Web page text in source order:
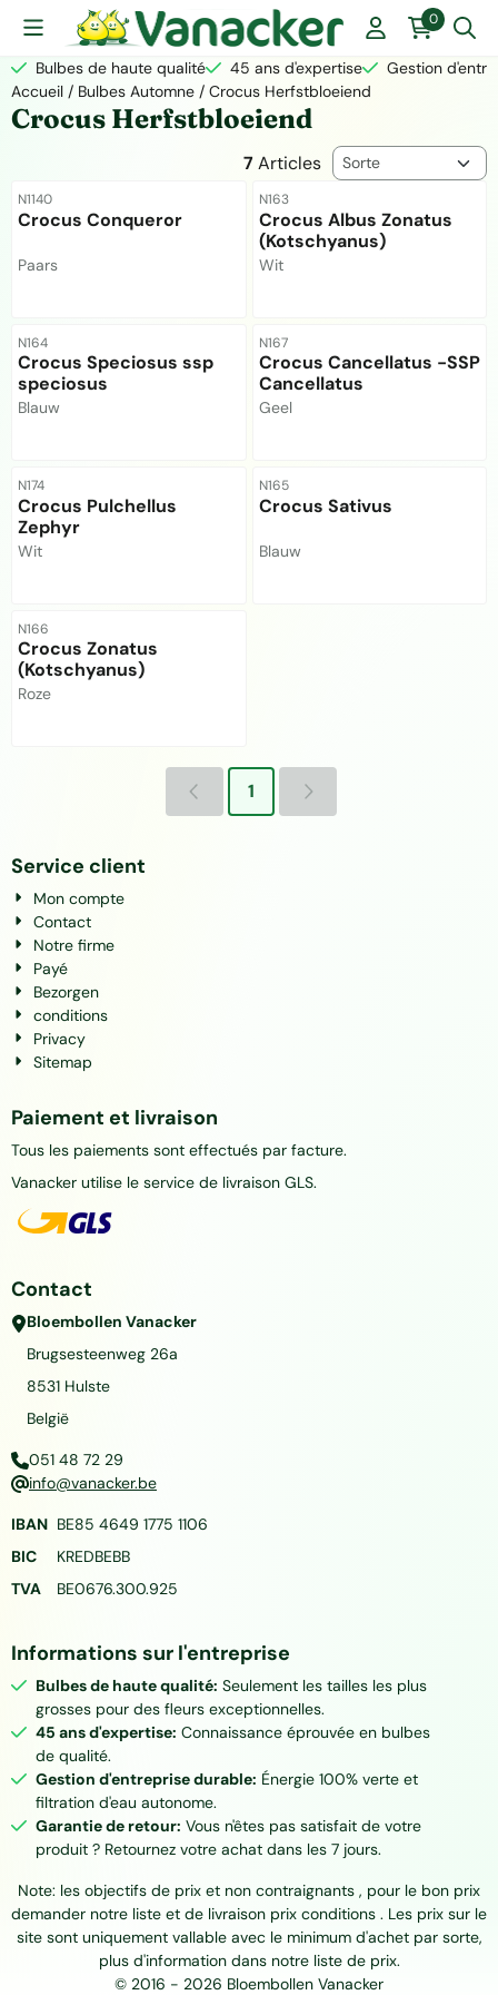
Les préférences de cookies sont actuellement fermées.
0
Bulbes de haute qualité 45 ans d'expertise
Gestion
Accueil / Bulbes Automne / Crocus Herfstbloeiend
Crocus Herfstbloeiend
7 Articles Méthode de tri
Référence
N1140
Crocus Conqueror
Marque :
Paars
Référence
N163
Crocus Albus Zonatus
(Kotschyanus)
Marque :
Wit
Référence
N164
Crocus Speciosus ssp
speciosus
Marque :
Blauw
Référence
N167
Crocus Cancellatus -SSP
Cancellatus
Marque :
Geel
Référence
N174
Crocus Pulchellus
Zephyr
Marque :
Wit
Référence
N165
Crocus Sativus
Marque :
Blauw
Référence
N166
Crocus Zonatus
(Kotschyanus)
Marque :
Roze
1
Service client
Mon compte
Contact
Notre firme
Payé
Bezorgen
conditions
Privacy
Sitemap
Paiement et livraison
Tous les paiements sont effectués par facture.
Vanacker utilise le service de livraison GLS.
Contact
Bloembollen Vanacker
Brugsesteenweg 26a
8531 Hulste
België
051 48 72 29
info@vanacker.be
IBAN BE85 4649 1775 1106
BIC
KREDBEBB
TVA
BE0676.300.925
Informations sur l'entreprise
Bulbes de haute qualité: Seulement les tailles les plus
grosses pour des fleurs exceptionnelles.
45 ans d'expertise: Connaissance éprouvée en bulbes
de qualité.
Gestion d'entreprise durable: Énergie 100% verte et
filtration d'eau autonome.
Garantie de retour: Vous n'êtes pas satisfait de votre
produit ? Retournez votre achat dans les 7 jours.
Note: les objectifs de prix et non contraignants , pour le bon prix
demander notre liste et de livraison prix conditions . Les prix sur le
site sont uniquement vallable avec le minimum d'achet par sorte,
plus d'information dans notre liste de prix.
© 2016 - 2026 Bloembollen Vanacker